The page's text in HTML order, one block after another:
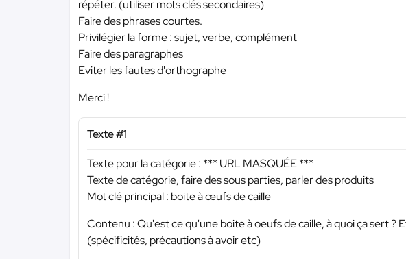
répéter. (utiliser mots clés secondaires)
Faire des phrases courtes.
Privilégier la forme : sujet, verbe, complément
Faire des paragraphes
Eviter les fautes d'orthographe
Merci !
Texte #1
Texte pour la catégorie : *** URL MASQUÉE ***
Texte de catégorie, faire des sous parties, parler des produits
Mot clé principal : boite à œufs de caille
Contenu : Qu'est ce qu'une boite à oeufs de caille, à quoi ça sert ?
(spécificités, précautions à avoir etc)